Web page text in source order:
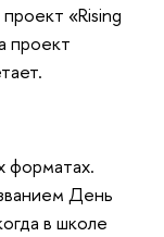
«Rising
проект
форматах.
День
в школе